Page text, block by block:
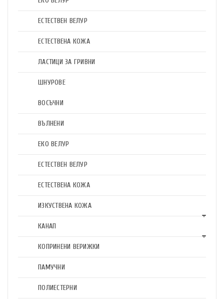
ЕСТЕСТВЕН ВЕЛУР
ЕСТЕСТВЕНА КОЖА
ЛАСТИЦИ ЗА ГРИВНИ
ШНУРОВЕ
ВОСЪЧНИ
ВЪЛНЕНИ
ЕКО ВЕЛУР
ЕСТЕСТВЕН ВЕЛУР
ЕСТЕСТВЕНА КОЖА
ИЗКУСТВЕНА КОЖА
КАНАП
КОПРИНЕНИ ВЕРИЖКИ
ПАМУЧНИ
ПОЛИЕСТЕРНИ